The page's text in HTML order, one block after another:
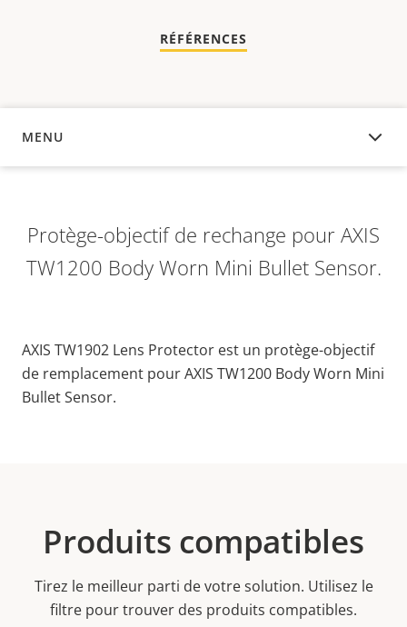
RÉFÉRENCES
MENU
APERÇU
Protège-objectif de rechange pour AXIS
TW1200 Body Worn Mini Bullet Sensor.
AXIS TW1902 Lens Protector est un protège-objectif
de remplacement pour AXIS TW1200 Body Worn Mini
Bullet Sensor.
Produits compatibles
Tirez le meilleur parti de votre solution. Utilisez le
filtre pour trouver des produits compatibles.